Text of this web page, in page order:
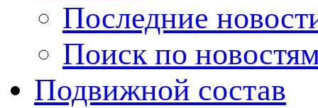
Последние
Поиск по
Подвижной состав